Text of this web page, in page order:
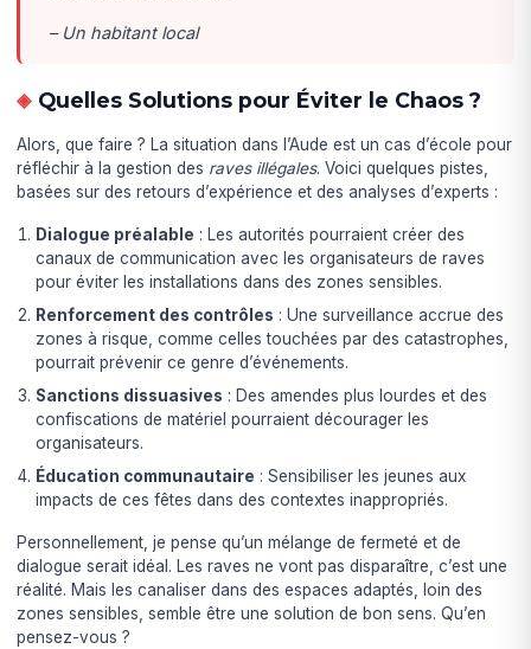
– Un habitant local
Quelles Solutions pour Éviter le Chaos ?
Alors, que faire ? La situation dans l’Aude est un cas d’école pour
réfléchir à la gestion des raves illégales. Voici quelques pistes,
basées sur des retours d’expérience et des analyses d’experts :
Dialogue préalable : Les autorités pourraient créer des
canaux de communication avec les organisateurs de raves
pour éviter les installations dans des zones sensibles.
Renforcement des contrôles : Une surveillance accrue des
zones à risque, comme celles touchées par des catastrophes,
pourrait prévenir ce genre d’événements.
Sanctions dissuasives : Des amendes plus lourdes et des
confiscations de matériel pourraient décourager les
organisateurs.
Éducation communautaire : Sensibiliser les jeunes aux
impacts de ces fêtes dans des contextes inappropriés.
Personnellement, je pense qu’un mélange de fermeté et de
dialogue serait idéal. Les raves ne vont pas disparaître, c’est une
réalité. Mais les canaliser dans des espaces adaptés, loin des
zones sensibles, semble être une solution de bon sens. Qu’en
pensez-vous ?